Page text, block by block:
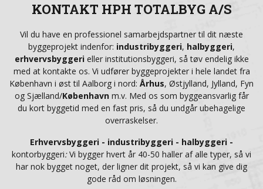
KONTAKT HPH TOTALBYG A/S
Vil du have en professionel samarbejdspartner til dit næste
byggeprojekt indenfor: industribyggeri, halbyggeri,
erhvervsbyggerieller institutionsbyggeri, så tøv endelig ikke
med at kontakte os. Vi udfører byggeprojekter i hele landet fra
København i øst til Aalborg i nord: Århus, Østjylland, Jylland, Fyn
og Sjælland/Københavnm.v. Med os som byggeansvarlig får
du kort byggetid med en fast pris, så du undgår ubehagelige
overraskelser.
Erhvervsbyggeri - industribyggeri - halbyggeri -
kontorbyggeri:Vi bygger hvert år 40-50 haller af alle typer, så vi
har nok bygget noget, der ligner dit projekt, så vi kan give dig
gode råd om løsningen.